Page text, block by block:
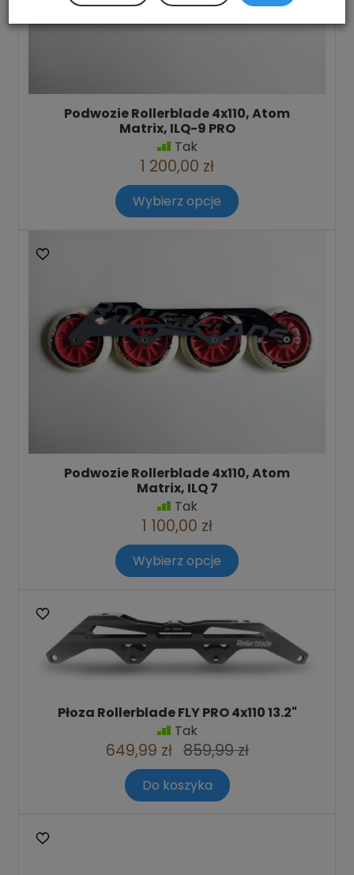
Podwozie Rollerblade 4x110, Atom
Matrix, ILQ-9 PRO
Tak
1 200,00 zł
Wybierz opcje
Podwozie Rollerblade 4x110, Atom
Matrix, ILQ 7
Tak
1 100,00 zł
Wybierz opcje
Płoza Rollerblade FLY PRO 4x110 13.2"
Tak
649,99 zł 859,99 zł
Do koszyka